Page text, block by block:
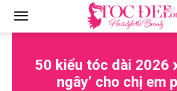
50 kiểu tóc dài 2026
ngây’ cho chị em